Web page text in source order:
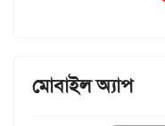
মোবাইল অ্যাপ